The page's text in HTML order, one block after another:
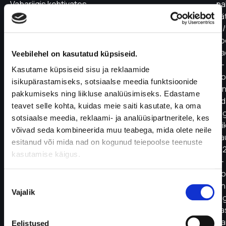
Veebilehel on kasutatud küpsiseid.
Kasutame küpsiseid sisu ja reklaamide
isikupärastamiseks, sotsiaalse meedia funktsioonide
pakkumiseks ning liikluse analüüsimiseks. Edastame
teavet selle kohta, kuidas meie saiti kasutate, ka oma
sotsiaalse meedia, reklaami- ja analüüsipartneritele, kes
võivad seda kombineerida muu teabega, mida olete neile
esitanud või mida nad on kogunud teiepoolse teenuste
kasutamise käigus.
valik
Vajalik
Eelistused
Vabariigis kehtivates
õigusaktides
ja
ulatuses.
7.2.
Müüja
ei
vastuta
Kliendile
tekitatud
kahjude
viibimise
juhul,
e-
E-
on